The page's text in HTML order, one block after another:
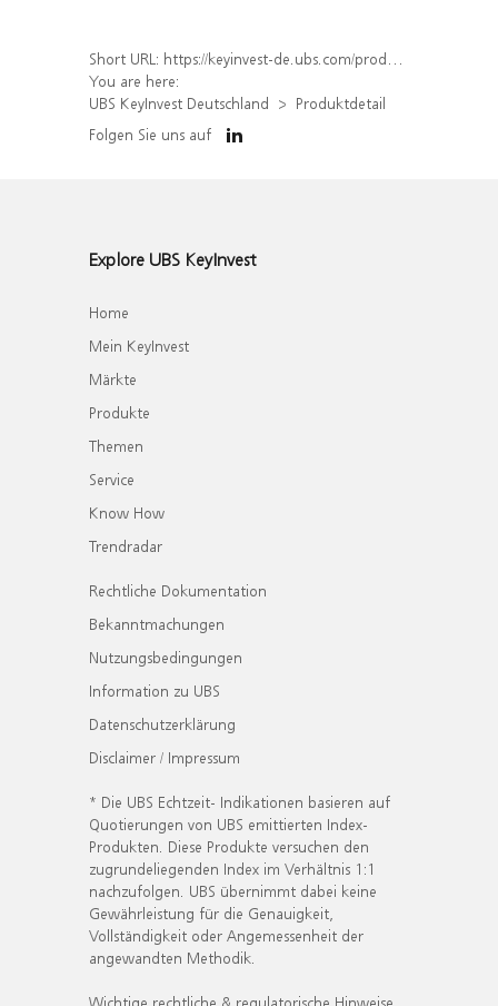
Short URL: https://keyinvest-de.ubs.com/produkt/detail/index/isin/DE000WA7P931
You are here:
UBS KeyInvest Deutschland
Produktdetail
Folgen Sie uns auf
Explore UBS KeyInvest
Home
Mein KeyInvest
Märkte
Produkte
Themen
Service
Know How
Trendradar
Rechtliche Dokumentation
Bekanntmachungen
Nutzungsbedingungen
Information zu UBS
Datenschutzerklärung
Disclaimer / Impressum
* Die UBS Echtzeit- Indikationen basieren auf
Quotierungen von UBS emittierten Index-
Produkten. Diese Produkte versuchen den
zugrundeliegenden Index im Verhältnis 1:1
nachzufolgen. UBS übernimmt dabei keine
Gewährleistung für die Genauigkeit,
Vollständigkeit oder Angemessenheit der
angewandten Methodik.